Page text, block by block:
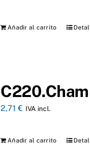
Añadir al carrito
2,71€ IVA incl.
Añadir al carrito